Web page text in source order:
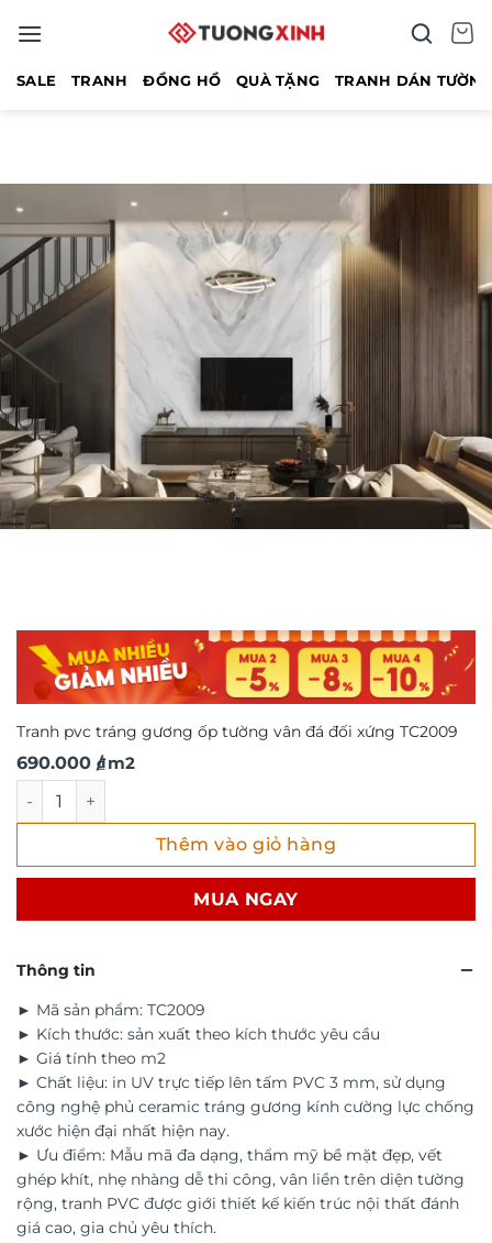
qua
SALE TRANH ĐỒNG HỒ QUÀ TẶNG TRANH DÁN
Tranh pvc tráng gương ốp tường vân đá đối xứng TC2009
690.000 ₫
/ m2
Tranh pvc tráng gương ốp tường vân đá đối xứng TC2009
Thêm vào giỏ hàng
MUA NGAY
Thông tin
► Mã sản phẩm: TC2009
► Kích thước: sản xuất theo kích thước yêu cầu
► Giá tính theo m2
► Chất liệu: in UV trực tiếp lên tấm PVC 3 mm, sử dụng
công nghệ phủ ceramic tráng gương kính cường lực chống
xước hiện đại nhất hiện nay.
► Ưu điểm: Mẫu mã đa dạng, thẩm mỹ bề mặt đẹp, vết
ghép khít, nhẹ nhàng dễ thi công, vân liền trên diện tường
rộng, tranh PVC được giới thiết kế kiến trúc nội thất đánh
giá cao, gia chủ yêu thích.